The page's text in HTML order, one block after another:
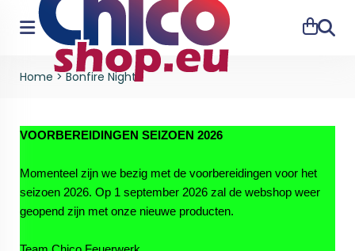
Home >Bonfire Night
VOORBEREIDINGEN SEIZOEN 2026
Momenteel zijn we bezig met de voorbereidingen voor het
seizoen 2026. Op 1 september 2026 zal de webshop weer
geopend zijn met onze nieuwe producten.